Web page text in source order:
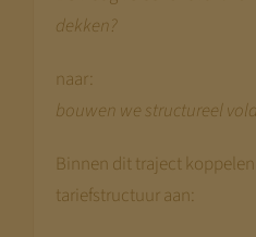
dekken?
naar:
bouwen we structureel
Binnen dit traject
tariefstructuur aan: